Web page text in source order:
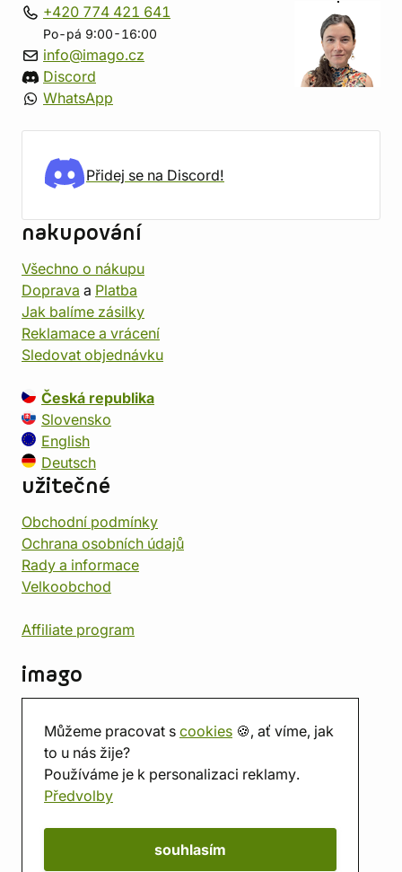
Můžeme pracovat s cookies 🍪, ať víme, jak
to u nás žije?
Používáme je k personalizaci reklamy.
Předvolby
souhlasím
+420 774 421 641
Po-pá 9:00-16:00
info@imago.cz
Discord
WhatsApp
Přidej se na Discord!
nakupování
Všechno o nákupu
Doprava a Platba
Jak balíme zásilky
Reklamace a vrácení
Sledovat objednávku
Česká republika
Slovensko
English
Deutsch
užitečné
Obchodní podmínky
Ochrana osobních údajů
Rady a informace
Velkoobchod
Affiliate program
imago
Prodejna
Herna
O nás
Hodnocení obchodu